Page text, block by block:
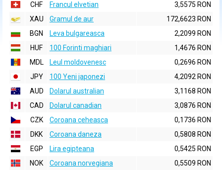
CHF
Francul elvetian
3,5575 RON
XAU
Gramul de aur
172,6623 RON
BGN
Leva bulgareasca
2,2099 RON
HUF
100 Forinti maghiari
1,4676 RON
MDL
Leul moldovenesc
0,2696 RON
JPY
100 Yeni japonezi
4,2092 RON
AUD
Dolarul australian
3,1168 RON
CAD
Dolarul canadian
3,0876 RON
CZK
Coroana ceheasca
0,1736 RON
DKK
Coroana daneza
0,5808 RON
EGP
Lira egipteana
0,5425 RON
NOK
Coroana norvegiana
0,5509 RON